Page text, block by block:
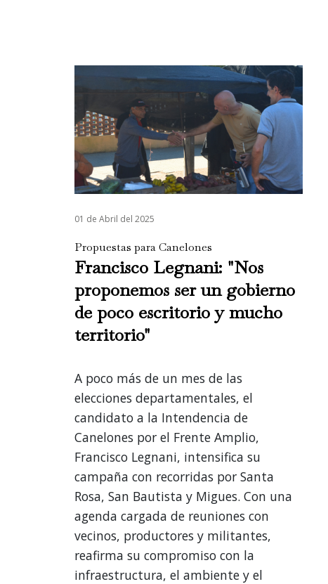
01 de Abril del 2025
Propuestas para Canelones
Francisco Legnani: "Nos
proponemos ser un gobierno
de poco escritorio y mucho
territorio"
A poco más de un mes de las
elecciones departamentales, el
candidato a la Intendencia de
Canelones por el Frente Amplio,
Francisco Legnani, intensifica su
campaña con recorridas por Santa
Rosa, San Bautista y Migues. Con una
agenda cargada de reuniones con
vecinos, productores y militantes,
reafirma su compromiso con la
infraestructura, el ambiente y el